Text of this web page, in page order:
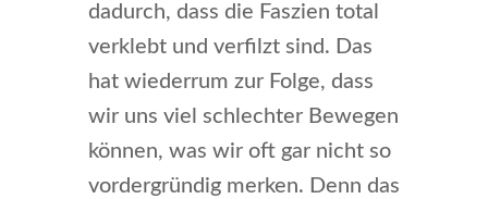
dadurch, dass die Faszien total
verklebt und verfilzt sind. Das
hat wiederrum zur Folge, dass
wir uns viel schlechter Bewegen
können, was wir oft gar nicht so
vordergründig merken. Denn das